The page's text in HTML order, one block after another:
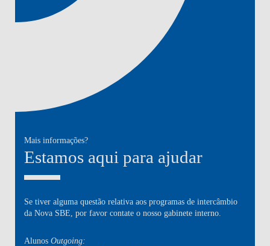
Mais informações?
Estamos aqui para ajudar
Se tiver alguma questão relativa aos programas de intercâmbio
da Nova SBE, por favor contate o nosso gabinete interno.
Alunos Outgoing: